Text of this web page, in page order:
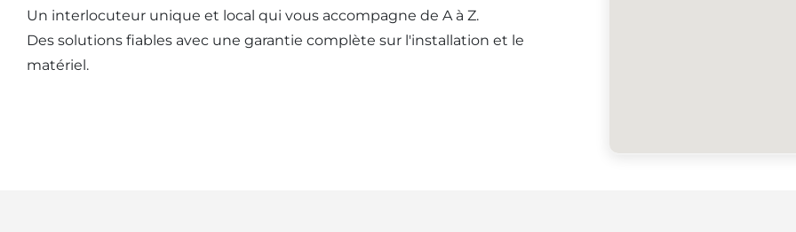
Un interlocuteur unique et local qui vous accompagne de A à Z.
Des solutions fiables avec une garantie complète sur l'installation et le
matériel.